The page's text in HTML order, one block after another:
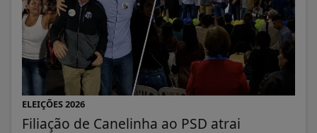
ELEIÇÕES 2026
Filiação de Canelinha ao PSD atrai